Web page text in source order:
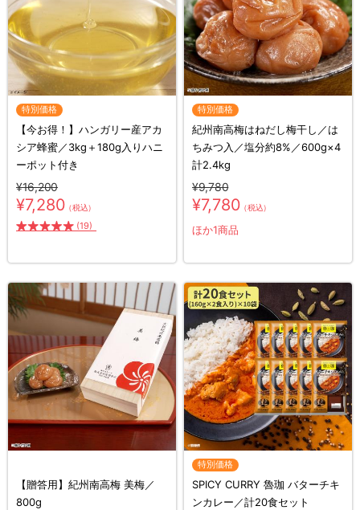
特別価格
【今お得！】ハンガリー産アカ
シア蜂蜜／3kg＋180g入りハニ
ーポット付き
¥16,200
¥7,280（税込）
(19)
特別価格
紀州南高梅はねだし梅干し／は
ちみつ入／塩分約8%／600g×4
計2.4kg
¥9,780
¥7,780（税込）
ほか1商品
【贈答用】紀州南高梅 美梅／
800g
特別価格
SPICY CURRY 魯珈 バターチキ
ンカレー／計20食セット